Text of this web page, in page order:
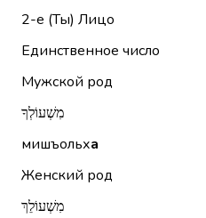
2-е (Ты) Лицо
Единственное число
Мужской род
מִשְׁעוֹלְךָ
мишъольха
Женский род
מִשְׁעוֹלֵךְ